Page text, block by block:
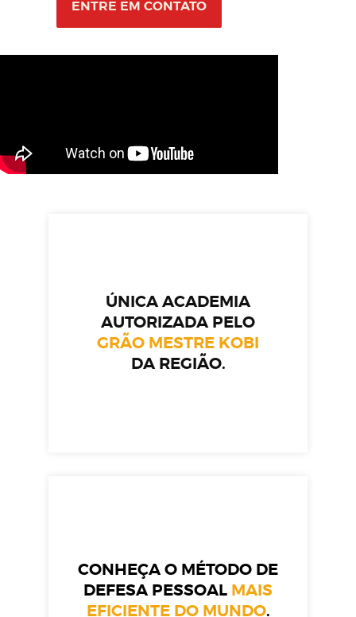
ENTRE EM CONTATO
ÚNICA ACADEMIA
AUTORIZADA PELO
GRÃO MESTRE KOBI
DA REGIÃO.
CONHEÇA O MÉTODO DE
DEFESA PESSOAL MAIS
EFICIENTE DO MUNDO.